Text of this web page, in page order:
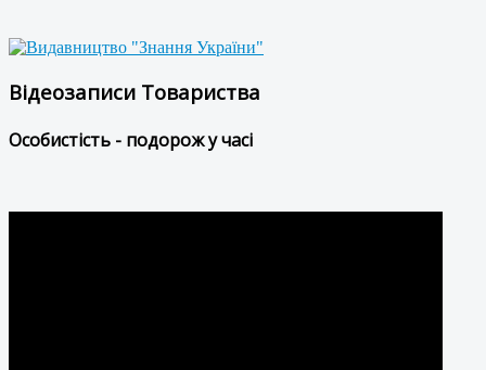
Відеозаписи Товариства
Особистість - подорож у часі